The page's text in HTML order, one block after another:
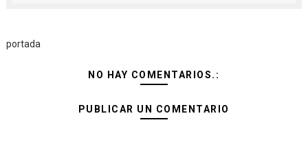
portada
NO HAY COMENTARIOS.:
PUBLICAR UN COMENTARIO